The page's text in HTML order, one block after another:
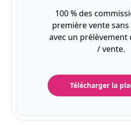
100 % des
première vente
avec un prélèvement
/ vente.
Télécharger la